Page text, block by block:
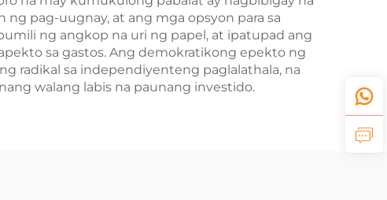
pag-uugnay, at ang mga opsyon para sa
ng angkop na uri ng papel, at ipatupad ang
sa gastos. Ang demokratikong epekto ng
radikal sa independiyenteng paglalathala, na
walang labis na paunang investido.